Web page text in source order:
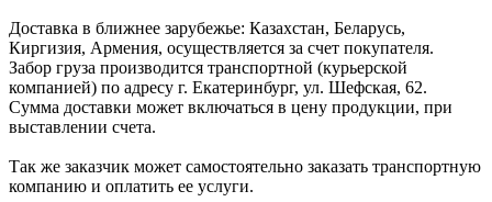
Доставка в ближнее зарубежье: Казахстан, Беларусь,
Киргизия, Армения, осуществляется за счет покупателя.
Забор груза производится транспортной (курьерской
компанией) по адресу г. Екатеринбург, ул. Шефская, 62.
Сумма доставки может включаться в цену продукции, при
выставлении счета.
Так же заказчик может самостоятельно заказать транспортную
компанию и оплатить ее услуги.